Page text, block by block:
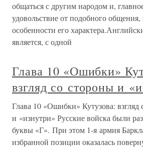
общаться с другим народом и,
удовольствие от подобного
особенности его
является, с одной
Глава 10 «Ошибки»
взгляд со стороны и
Глава 10 «Ошибки» Кутузова: взгляд
и «изнутри» Русские войска были
буквы «Г». При этом 1-я армия
избранной позиции оказалась